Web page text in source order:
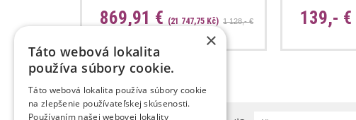
869,91 € (21 747,75 Kč) 1 128,- € 139,- €
×
Táto webová lokalita
používa súbory cookie.
Táto webová lokalita používa súbory cookie
na zlepšenie používateľskej skúsenosti.
Používaním našej webovej lokality